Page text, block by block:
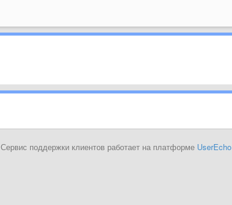
Сервис поддержки клиентов работает на платформе UserEcho